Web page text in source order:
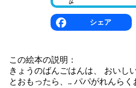
シェア
この絵本の説明：
きょうのばんごはんは、 おいし
とおもったら、.. パパがれんら